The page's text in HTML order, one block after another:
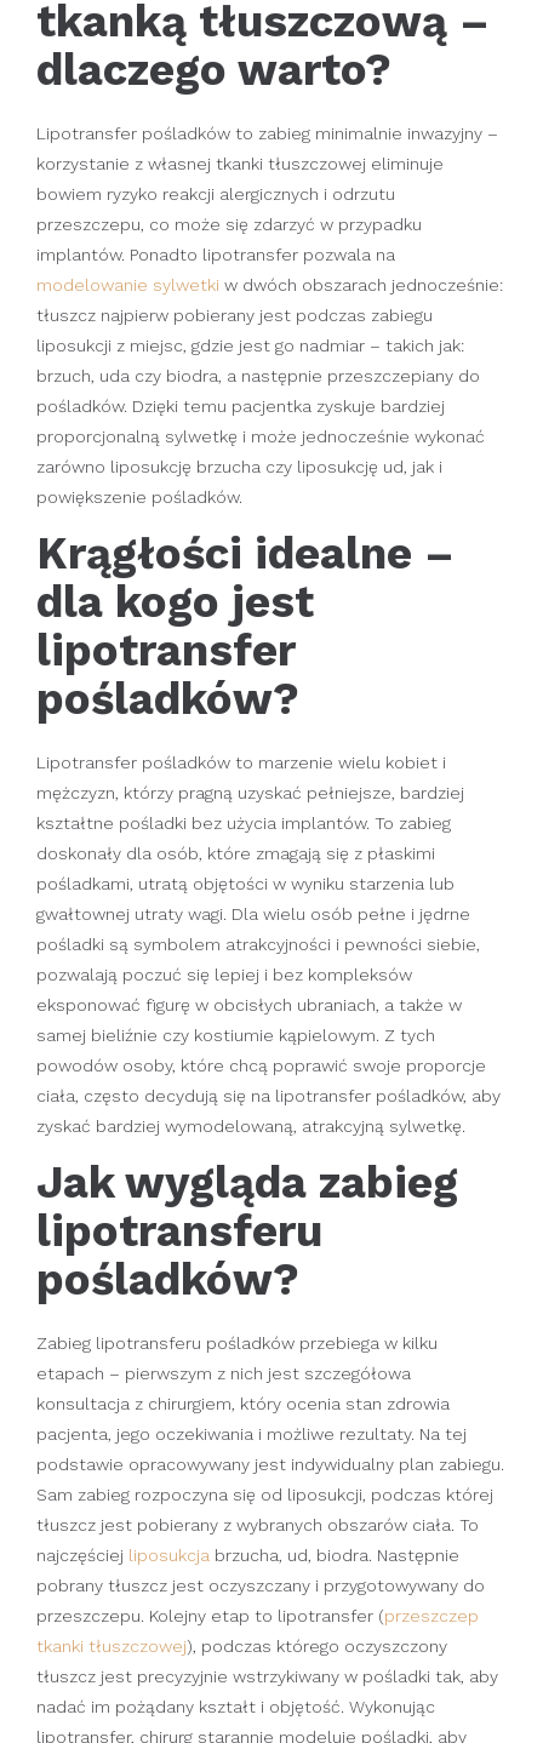
tkanką tłuszczową –
dlaczego warto?
Lipotransfer pośladków to zabieg minimalnie inwazyjny –
korzystanie z własnej tkanki tłuszczowej eliminuje
bowiem ryzyko reakcji alergicznych i odrzutu
przeszczepu, co może się zdarzyć w przypadku
implantów. Ponadto lipotransfer pozwala na
modelowanie sylwetki w dwóch obszarach jednocześnie:
tłuszcz najpierw pobierany jest podczas zabiegu
liposukcji z miejsc, gdzie jest go nadmiar – takich jak:
brzuch, uda czy biodra, a następnie przeszczepiany do
pośladków. Dzięki temu pacjentka zyskuje bardziej
proporcjonalną sylwetkę i może jednocześnie wykonać
zarówno liposukcję brzucha czy liposukcję ud, jak i
powiększenie pośladków.
Krągłości idealne –
dla kogo jest
lipotransfer
pośladków?
Lipotransfer pośladków to marzenie wielu kobiet i
mężczyzn, którzy pragną uzyskać pełniejsze, bardziej
kształtne pośladki bez użycia implantów. To zabieg
doskonały dla osób, które zmagają się z płaskimi
pośladkami, utratą objętości w wyniku starzenia lub
gwałtownej utraty wagi. Dla wielu osób pełne i jędrne
pośladki są symbolem atrakcyjności i pewności siebie,
pozwalają poczuć się lepiej i bez kompleksów
eksponować figurę w obcisłych ubraniach, a także w
samej bieliźnie czy kostiumie kąpielowym. Z tych
powodów osoby, które chcą poprawić swoje proporcje
ciała, często decydują się na lipotransfer pośladków, aby
zyskać bardziej wymodelowaną, atrakcyjną sylwetkę.
Jak wygląda zabieg
lipotransferu
pośladków?
Zabieg lipotransferu pośladków przebiega w kilku
etapach – pierwszym z nich jest szczegółowa
konsultacja z chirurgiem, który ocenia stan zdrowia
pacjenta, jego oczekiwania i możliwe rezultaty. Na tej
podstawie opracowywany jest indywidualny plan zabiegu.
Sam zabieg rozpoczyna się od liposukcji, podczas której
tłuszcz jest pobierany z wybranych obszarów ciała. To
najczęściej liposukcja brzucha, ud, biodra. Następnie
pobrany tłuszcz jest oczyszczany i przygotowywany do
przeszczepu. Kolejny etap to lipotransfer (przeszczep
tkanki tłuszczowej), podczas którego oczyszczony
tłuszcz jest precyzyjnie wstrzykiwany w pośladki tak, aby
nadać im pożądany kształt i objętość. Wykonując
lipotransfer, chirurg starannie modeluje pośladki, aby